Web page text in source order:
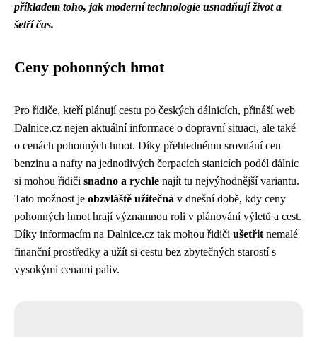
příkladem toho, jak moderní technologie usnadňují život a
šetří čas.
Ceny pohonných hmot
Pro řidiče, kteří plánují cestu po českých dálnicích, přináší web
Dalnice.cz nejen aktuální informace o dopravní situaci, ale také
o cenách pohonných hmot. Díky přehlednému srovnání cen
benzinu a nafty na jednotlivých čerpacích stanicích podél dálnic
si mohou řidiči snadno a rychle najít tu nejvýhodnější variantu.
Tato možnost je obzvláště užitečná v dnešní době, kdy ceny
pohonných hmot hrají významnou roli v plánování výletů a cest.
Díky informacím na Dalnice.cz tak mohou řidiči ušetřit nemalé
finanční prostředky a užít si cestu bez zbytečných starostí s
vysokými cenami paliv.